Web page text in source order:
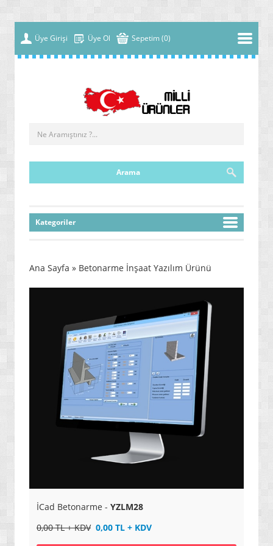
Üye Girişi Üye Ol Sepetim (0)
Kategoriler
» ÇOK FONKSİYONLU MAKİNELER
» ENERJİ / YAKIT SİSTEMLERİ
» PC OYUNLARI
» VCD FİLMLERİ
» SAĞLIK / TIP / BİTKİSEL ÜRÜNLER
» GIDA / YİYECEK / İÇECEK ÜRÜNLERİ
» TARIM MAKİNELERİ / ÜRÜNLERİ
» DEFİNE ARAMA SİSTEMLERİ / DEDEKTÖRLER
» EKSTRA MAKİNELER
Ana Sayfa » Betonarme İnşaat Yazılım Ürünü
İCad Betonarme - YZLM28
0,00 TL + KDV 0,00 TL + KDV